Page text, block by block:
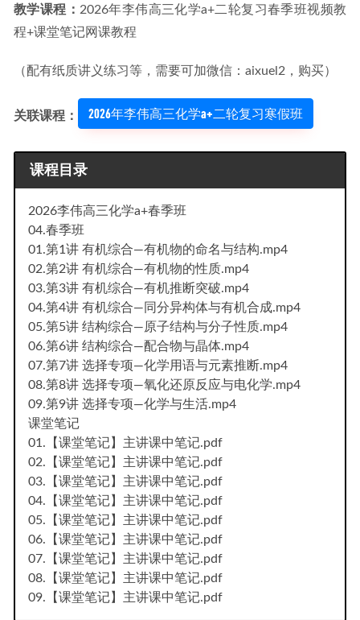
教学课程： 2026年李伟高三化学a+二轮复习春季班视频教
程+课堂笔记网课教程
（配有纸质讲义练习等，需要可加微信：aixuel2，购买）
关联课程： 2026年李伟高三化学a+二轮复习寒假班
课程目录
2026李伟高三化学a+春季班
04.春季班
01.第1讲 有机综合—有机物的命名与结构.mp4
02.第2讲 有机综合—有机物的性质.mp4
03.第3讲 有机综合—有机推断突破.mp4
04.第4讲 有机综合—同分异构体与有机合成.mp4
05.第5讲 结构综合—原子结构与分子性质.mp4
06.第6讲 结构综合—配合物与晶体.mp4
07.第7讲 选择专项—化学用语与元素推断.mp4
08.第8讲 选择专项—氧化还原反应与电化学.mp4
09.第9讲 选择专项—化学与生活.mp4
课堂笔记
01.【课堂笔记】主讲课中笔记.pdf
02.【课堂笔记】主讲课中笔记.pdf
03.【课堂笔记】主讲课中笔记.pdf
04.【课堂笔记】主讲课中笔记.pdf
05.【课堂笔记】主讲课中笔记.pdf
06.【课堂笔记】主讲课中笔记.pdf
07.【课堂笔记】主讲课中笔记.pdf
08.【课堂笔记】主讲课中笔记.pdf
09.【课堂笔记】主讲课中笔记.pdf